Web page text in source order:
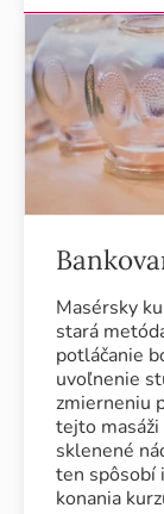
Masérsky
stará
potláčanie
uvoľnenie
zmierneniu
tejto masáži
sklenené
ten spôsobí
konania